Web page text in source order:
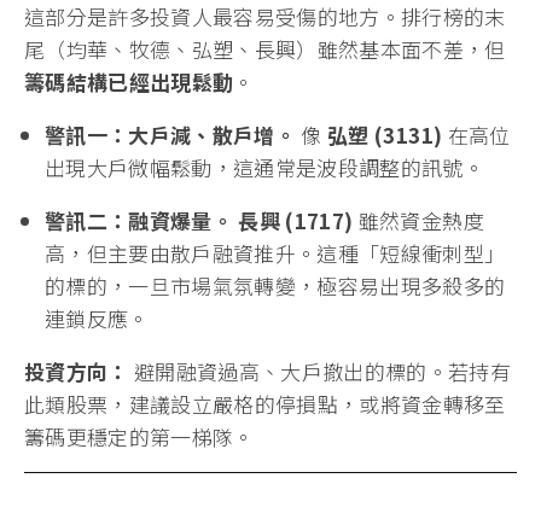
這部分是許多投資人最容易受傷的地方。排行榜的末
尾（均華、牧德、弘塑、長興）雖然基本面不差，但
籌碼結構已經出現鬆動 。
警訊一：大戶減、散戶增。 像 弘塑 (3131) 在高位
出現大戶微幅鬆動，這通常是波段調整的訊號。
警訊二：融資爆量。 長興 (1717) 雖然資金熱度
高，但主要由散戶融資推升。這種「短線衝刺型」
的標的，一旦市場氣氛轉變，極容易出現多殺多的
連鎖反應。
投資方向： 避開融資過高、大戶撤出的標的。若持有
此類股票，建議設立嚴格的停損點，或將資金轉移至
籌碼更穩定的第一梯隊。